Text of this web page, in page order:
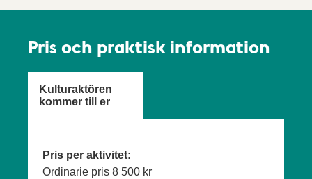
Pris och praktisk information
Kulturaktören
kommer till er
Pris per aktivitet:
Ordinarie pris 8 500 kr